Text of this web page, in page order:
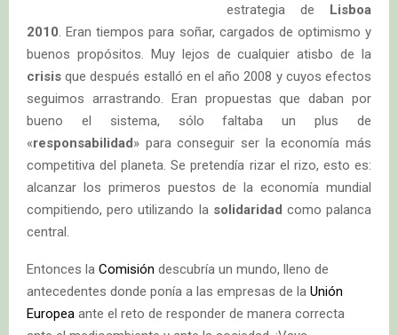
estrategia de Lisboa
2010 . Eran tiempos para soñar, cargados de optimismo y
buenos propósitos. Muy lejos de cualquier atisbo de la
crisis que después estalló en el año 2008 y cuyos efectos
seguimos arrastrando. Eran propuestas que daban por
bueno el sistema, sólo faltaba un plus de
«responsabilidad» para conseguir ser la economía más
competitiva del planeta. Se pretendía rizar el rizo, esto es:
alcanzar los primeros puestos de la economía mundial
compitiendo, pero utilizando la solidaridad como palanca
central.
Entonces la Comisión descubría un mundo, lleno de
antecedentes donde ponía a las empresas de la Unión
Europea ante el reto de responder de manera correcta